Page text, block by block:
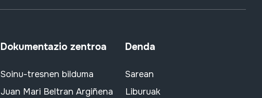
Dokumentazio zentroa
Soinu-tresnen bilduma
Juan Mari Beltran Argiñena
Denda
Sarean
Liburuak